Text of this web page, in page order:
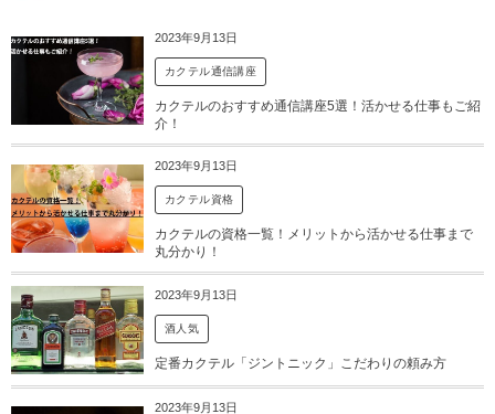
2023年9月13日
カクテル通信講座
カクテルのおすすめ通信講座5選！活かせる仕事もご紹
介！
2023年9月13日
カクテル資格
カクテルの資格一覧！メリットから活かせる仕事まで
丸分かり！
2023年9月13日
酒人気
定番カクテル「ジントニック」こだわりの頼み方
2023年9月13日